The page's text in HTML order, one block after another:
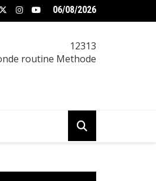
afvallen 06/08/2026
12313
routine Methode